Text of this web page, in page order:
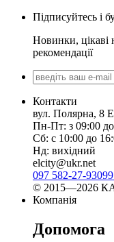
Підписуйтесь і
Новинки, цікаві
рекомендації
Контакти
вул. Полярна, 8
Пн-Пт: з 09:00
Сб: с 10:00 до
Нд: вихідний
elcity@ukr.net
097 582-27-93
© 2015—2026
Компанія
Допомога